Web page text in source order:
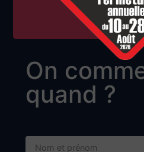
Fermeture
Du 10 au 28
On
quand ?